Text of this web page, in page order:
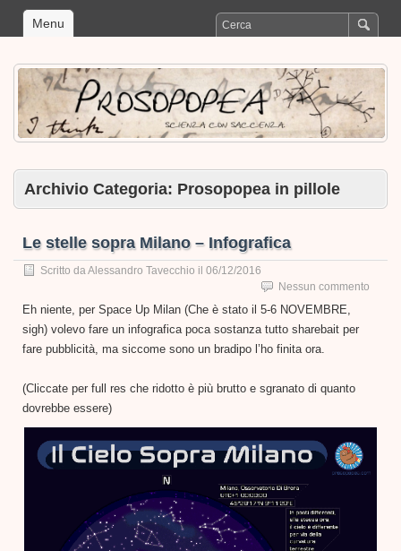
Menu
Archivio Categoria: Prosopopea in pillole
Le stelle sopra Milano – Infografica
Scritto da Alessandro Tavecchio il 06/12/2016
Nessun commento
Eh niente, per Space Up Milan (Che è stato il 5-6 NOVEMBRE,
sigh) volevo fare un infografica poca sostanza tutto sharebait per
fare pubblicità, ma siccome sono un bradipo l’ho finita ora.
(Cliccate per full res che ridotto è più brutto e sgranato di quanto
dovrebbe essere)